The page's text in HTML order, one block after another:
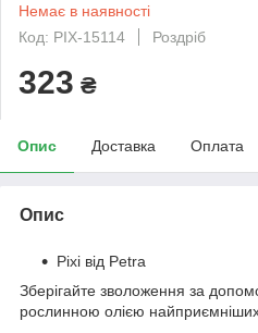
Немає в наявності
Код: PIX-15114
Роздріб
323 ₴
Опис Доставка Оплата
Опис
Pixi від Petra
Зберігайте зволоження за
рослинною олією найприємніших